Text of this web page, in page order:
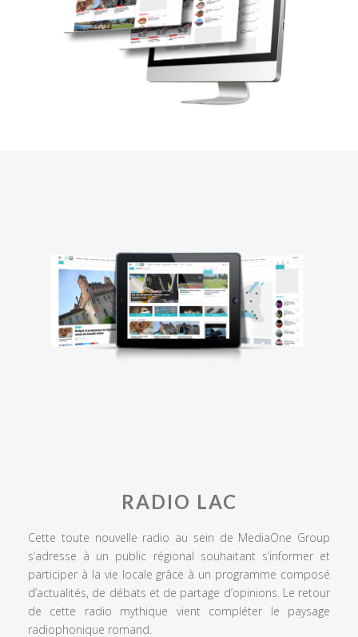
RADIO LAC
Cette toute nouvelle radio au sein de MediaOne Group
s’adresse à un public régional souhaitant s’informer et
participer à la vie locale grâce à un programme composé
d’actualités, de débats et de partage d’opinions. Le retour
de cette radio mythique vient compléter le paysage
radiophonique romand.